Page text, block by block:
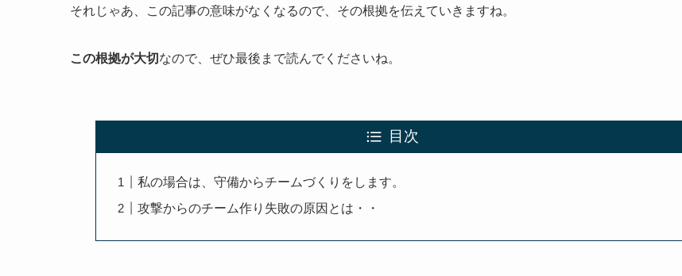
それじゃあ、この記事の意味がなくなるので、その根拠を伝えていきますね。
この根拠が大切 なので、ぜひ最後まで読んでくださいね。
目次
私の場合は、守備からチームづくりをします。
攻撃からのチーム作り失敗の原因とは・・